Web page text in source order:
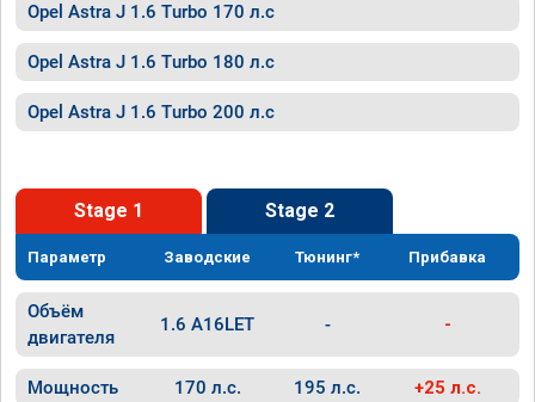
Opel Astra J 1.6 Turbo 170 л.с
Opel Astra J 1.6 Turbo 180 л.с
Opel Astra J 1.6 Turbo 200 л.с
Stage 1 Stage 2
Параметр Заводские Тюнинг* Прибавка
Объём
двигателя
1.6 A16LET - -
Мощность 170 л.с. 195 л.с. +25 л.с.